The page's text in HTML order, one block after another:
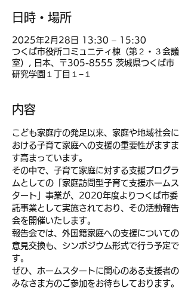
日時・場所
2025年2月28日 13:30 – 15:30
つくば市役所コミュニティ棟（第２・３会議
室）, 日本、〒305-8555 茨城県つくば市
研究学園１丁目１−１
内容
こども家庭庁の発足以来、家庭や地域社会に
おける子育て家庭への支援の重要性がますま
す高まっています。
その中で、子育て家庭に対する支援プログラ
ムとしての「家庭訪問型子育て支援ホームス
タート」事業が、2020年度よりつくば市委
託事業として実施されており、その活動報告
会を開催いたします。
報告会では、外国籍家庭への支援についての
意見交換も、シンポジウム形式で行う予定で
す。
ぜひ、ホームスタートに関心のある支援者の
みなさま方のご参加をお待ちしております。